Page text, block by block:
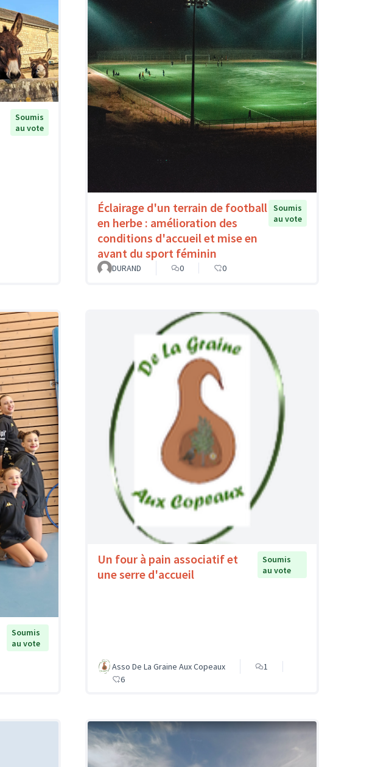
Soumis
au vote
Éclairage d'un terrain de football
en herbe : amélioration des
conditions d'accueil et mise en
avant du sport féminin
Soumis
au vote
DURAND 0 0
Soumis
au vote
Un four à pain associatif et
une serre d'accueil
Soumis
au vote
Asso De La Graine Aux Copeaux
1
6